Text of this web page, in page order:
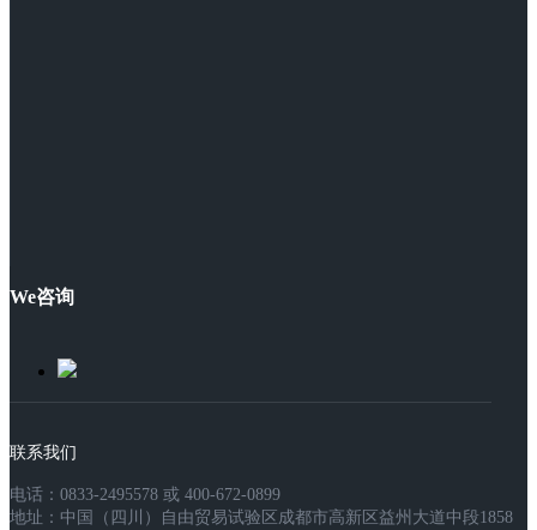
We咨询
联系我们
电话：0833-2495578 或 400-672-0899
地址：中国（四川）自由贸易试验区成都市高新区益州大道中段1858